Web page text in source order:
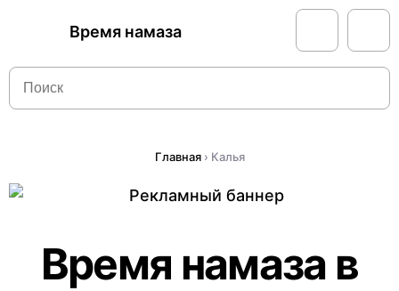
Время намаза
Главная› Калья
Время намаза в